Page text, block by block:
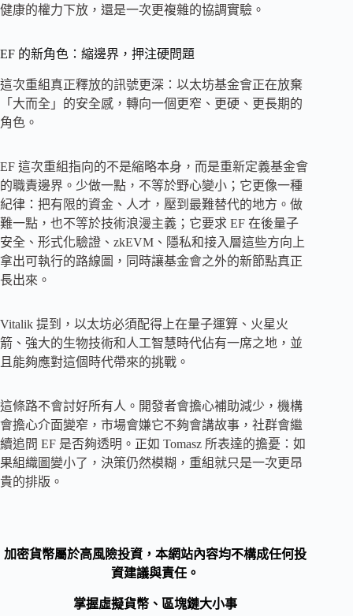
健康的權力下放，還是一次更複雜的協調實驗。
EF 的新角色：縮邊界，押注硬問題
這次重組真正釋放的訊號更深：以太坊基金會正在放棄
「大而全」的安全感，轉向一個更窄、更硬、更長期的
角色。
EF 這次重組指向的不是縮略本身，而是重新定義基金會
的職責邊界。少做一點，不等於野心變小；它更像一種
紀律：把有限的資金、人才，壓到最難替代的地方。做
難一點，也不等於技術浪漫主義；它要求 EF 在後量子
安全、形式化驗證、zkEVM、隱私和接入層這些方向上
拿出可執行的路線圖，同時讓基金會之外的新節點真正
長出來。
Vitalik 提到，以太坊必須配得上在量子運算、火星火
箭、強大的生物技術和人工智慧時代佔有一席之地，並
且能夠應對這個時代帶來的挑戰。
這條路不會討好所有人。開發者會擔心補助減少，機構
會擔心介面變窄，市場會嫌它不夠會講故事，社群會繼
續追問 EF 是否夠透明。正如 Tomasz 所表達的擔憂：如
果組織圖變小了，決策仍然模糊，重組就只是一次更昂
貴的排版。
加密貨幣屬於高風險投資，本網站內容均不構成任何投
資建議與責任。
掌握虛擬貨幣、區塊鏈大小事